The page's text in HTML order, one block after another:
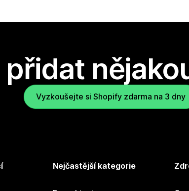
Vyzkoušejte si Shopify zdarma na 3 dny
Nejčastější kategorie